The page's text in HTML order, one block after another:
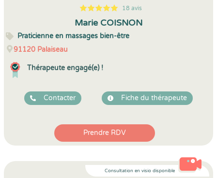
5
1
5
18 18 avis
Marie COISNON
Praticienne en massages bien-être
91120 Palaiseau
Thérapeute engagé(e) !
Contacter Fiche du thérapeute
Prendre RDV
Consultation en visio disponible